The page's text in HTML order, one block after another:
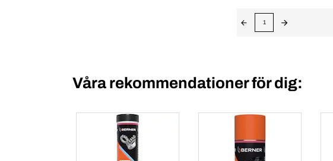
1
Våra rekommendationer för dig: